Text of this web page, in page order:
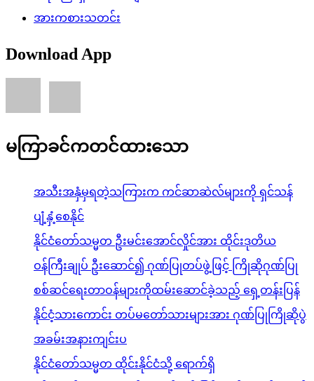
အားကစားသတင်း
Download App
မကြာခင်ကတင်ထားသော
အသီးအနှံမှရတဲ့သကြားက ကင်ဆာဆဲလ်များကို ရှင်သန်
ပျံ့နှံ့စေနိုင်
နိုင်ငံတော်သမ္မတ ဦးမင်းအောင်လှိုင်အား ထိုင်းဒုတိယ
ဝန်ကြီးချုပ် ဦးဆောင်၍ ဂုဏ်ပြုတပ်ဖွဲ့ဖြင့် ကြိုဆိုဂုဏ်ပြု
စစ်ဆင်ရေးတာဝန်များကိုထမ်းဆောင်ခဲ့သည့် ရှေ့တန်းပြန်
နိုင်ငံ့သားကောင်း တပ်မတော်သားများအား ဂုဏ်ပြုကြိုဆိုပွဲ
အခမ်းအနားကျင်းပ
နိုင်ငံတော်သမ္မတ ထိုင်းနိုင်ငံသို့ ရောက်ရှိ